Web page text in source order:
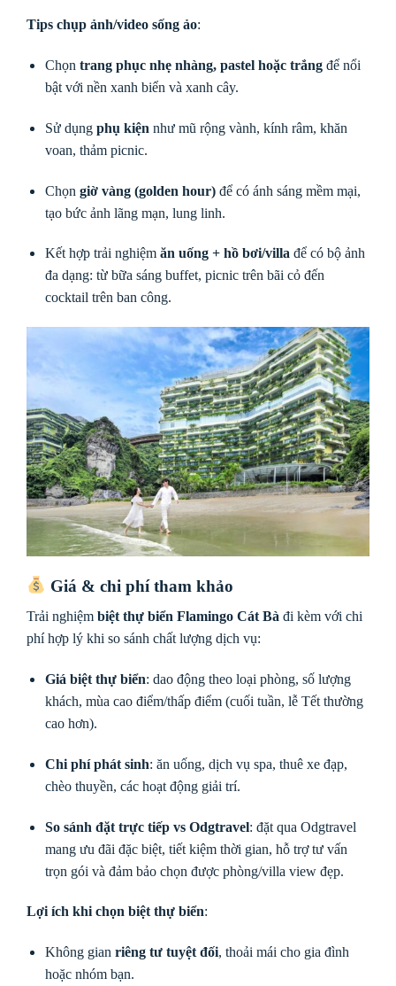
Tips chụp ảnh/video sống ảo:
Chọn trang phục nhẹ nhàng, pastel hoặc trắngđể nổi
bật với nền xanh biển và xanh cây.
Sử dụng phụ kiện như mũ rộng vành, kính râm, khăn
voan, thảm picnic.
Chọn giờ vàng (golden hour)để có ánh sáng mềm mại,
tạo bức ảnh lãng mạn, lung linh.
Kết hợp trải nghiệm ăn uống + hồ bơi/villa để có bộ ảnh
đa dạng: từ bữa sáng buffet, picnic trên bãi cỏ đến
cocktail trên ban công.
Giá & chi phí tham khảo
Trải nghiệm biệt thự biển Flamingo Cát Bà đi kèm với chi
phí hợp lý khi so sánh chất lượng dịch vụ:
Giá biệt thự biển: dao động theo loại phòng, số lượng
khách, mùa cao điểm/thấp điểm (cuối tuần, lễ Tết thường
cao hơn).
Chi phí phát sinh: ăn uống, dịch vụ spa, thuê xe đạp,
chèo thuyền, các hoạt động giải trí.
So sánh đặt trực tiếp vs Odgtravel: đặt qua Odgtravel
mang ưu đãi đặc biệt, tiết kiệm thời gian, hỗ trợ tư vấn
trọn gói và đảm bảo chọn được phòng/villa view đẹp.
Lợi ích khi chọn biệt thự biển:
Không gian riêng tư tuyệt đối, thoải mái cho gia đình
hoặc nhóm bạn.